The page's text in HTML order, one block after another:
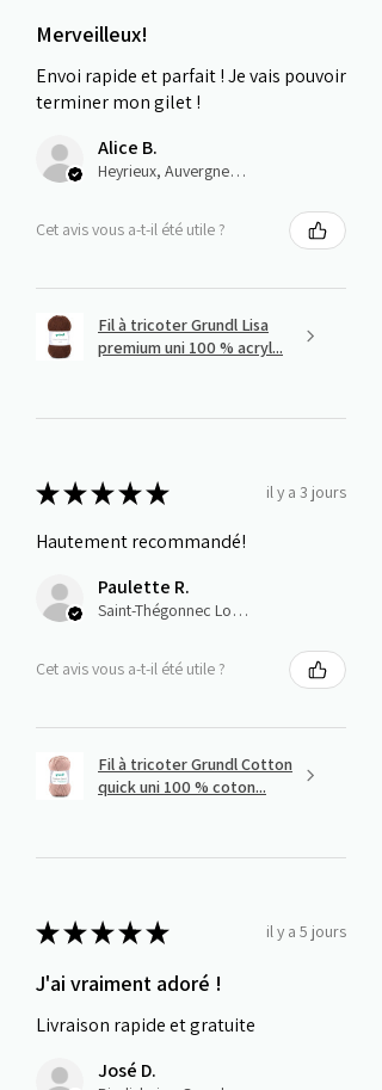
Merveilleux!
Envoi rapide et parfait ! Je vais pouvoir
terminer mon gilet !
Alice B.
Heyrieux, Auvergne-Rhône-Alpes
Cet avis vous a-t-il été utile ?
Fil à tricoter Grundl Lisa
premium uni 100 % acryl...
★★★★★ il y a 3 jours
Hautement recommandé!
Paulette R.
Saint-Thégonnec Loc-Eguiner, E
Cet avis vous a-t-il été utile ?
Fil à tricoter Grundl Cotton
quick uni 100 % coton...
★★★★★ il y a 5 jours
J'ai vraiment adoré !
Livraison rapide et gratuite
José D.